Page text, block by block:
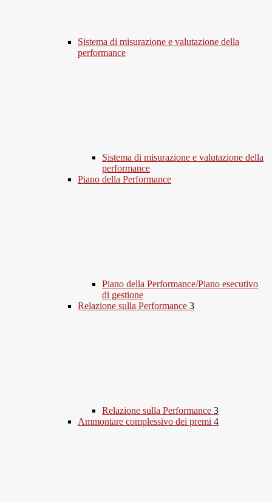
Sistema di misurazione e valutazione della
performance
Sistema di misurazione e valutazione della
performance
Piano della Performance
Piano della Performance/Piano esecutivo
di gestione
Relazione sulla Performance 3
Relazione sulla Performance 3
Ammontare complessivo dei premi 4